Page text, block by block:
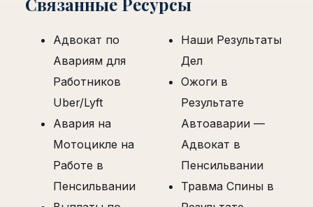
Адвокат по
Авариям для
Работников
Uber/Lyft
Авария на
Мотоцикле на
Работе в
Пенсильвании
Наши Результаты
Дел
Ожоги в
Результате
Автоаварии —
Адвокат в
Пенсильвании
Травма Спины в